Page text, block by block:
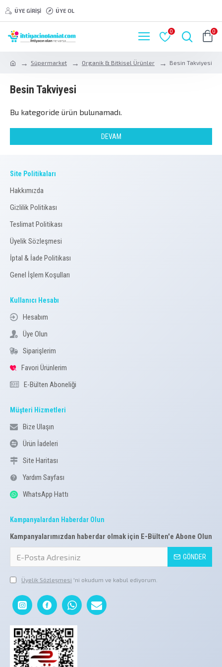
ÜYE GIRIŞI ÜYE OL
0 0
Süpermarket Organik & Bitkisel Ürünler Besin Takviyesi
Besin Takviyesi
Bu kategoride ürün bulunamadı.
DEVAM
Site Politikaları
Hakkımızda
Gizlilik Politikası
Teslimat Politikası
Üyelik Sözleşmesi
İptal & İade Politikası
Genel İşlem Koşulları
Kullanıcı Hesabı
Hesabım
Üye Olun
Siparişlerim
Favori Ürünlerim
E-Bülten Aboneliği
Müşteri Hizmetleri
Bize Ulaşın
Ürün İadeleri
Site Haritası
Yardım Sayfası
WhatsApp Hattı
Kampanyalardan Haberdar Olun
Kampanyalarımızdan haberdar olmak için E-Bülten'e Abone Olun
GÖNDER
Üyelik Sözleşmesi 'ni okudum ve kabul ediyorum.